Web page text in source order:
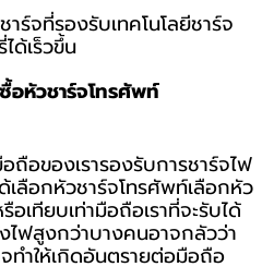
าร์จที่รองรับเทคโนโลยีชาร์จ
ด้เร็วขึ้น
อหัวชาร์จโทรศัพท์
ถือของเรารองรับการชาร์จไฟ
เลือกหัวชาร์จโทรศัพท์เลือกหัว
เทียบเท่ามือถือเราที่จะรับได้
ไฟสูงกว่าบางคนอาจกลัวว่า
ทำให้เกิดอันตรายต่อมือถือ